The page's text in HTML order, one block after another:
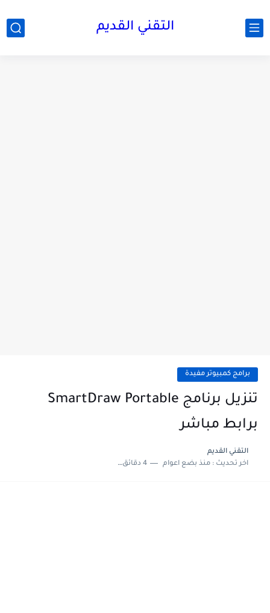
التقني القديم
برامج كمبيوتر مفيدة
تنزيل برنامج SmartDraw Portable
برابط مباشر
التقني القديم
اخر تحديث :منذ بضع اعوام 4 دقائق للقراءة